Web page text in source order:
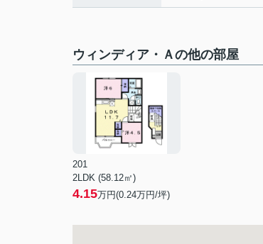
ウィンディア・Ａの他の部屋
201
2LDK (58.12㎡)
4.15万円(0.24万円/坪)